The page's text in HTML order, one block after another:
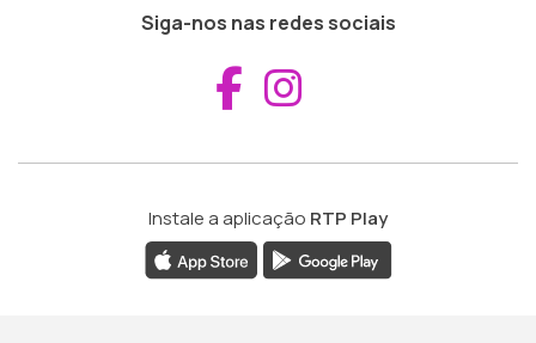
Siga-nos nas redes sociais
Aceder ao
Instale a aplicação RTP Play